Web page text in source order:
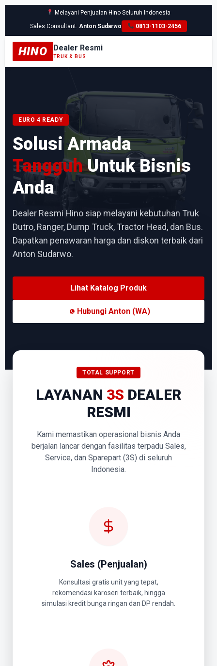
Melayani Penjualan Hino Seluruh Indonesia
Sales Consultant:Anton Sudarwo 0813-1103-2456
HINO Dealer Resmi
TRUK & BUS
EURO 4 READY
Solusi Armada
TangguhUntuk Bisnis
Anda
Dealer Resmi Hino siap melayani kebutuhan Truk
Dutro, Ranger, Dump Truck, Tractor Head, dan Bus.
Dapatkan penawaran harga dan diskon terbaik dari
Anton Sudarwo.
Lihat Katalog Produk
Hubungi Anton (WA)
TOTAL SUPPORT
LAYANAN 3S DEALER
RESMI
Kami memastikan operasional bisnis Anda
berjalan lancar dengan fasilitas terpadu Sales,
Service, dan Sparepart (3S) di seluruh
Indonesia.
Sales (Penjualan)
Konsultasi gratis unit yang tepat,
rekomendasi karoseri terbaik, hingga
simulasi kredit bunga ringan dan DP rendah.